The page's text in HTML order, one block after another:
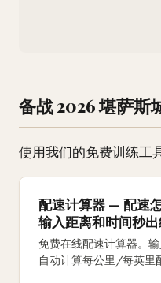
备战 2026 堪萨斯
使用我们的免费训练工
配速计算器 — 配速
输入距离和时间秒
免费在线配速计算器。输
自动计算每公里/每英里